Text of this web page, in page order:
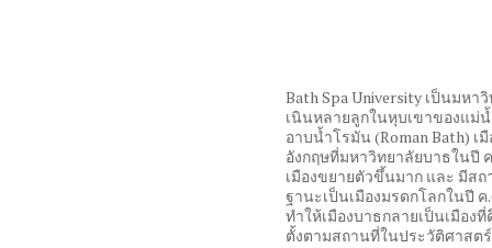
Bath Spa University เป็นมหา
เนินหลายลูกในหุบเขาของแม่
อาบน้ำโรมัน (Roman Bath) เ
อังกฤษที่มหาวิทยาลัยบาธในปี ค
เมืองขยายตัวขึ้นมาก และ มีส
ฐานะเป็นเมืองมรดกโลกในปี ค.
ทำให้เมืองบาธกลายเป็นเมือง
ตั้งตามสถานที่ในประวัติศาสต